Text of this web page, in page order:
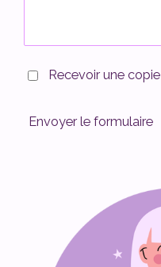
Recevoir une copie
Envoyer le formulaire